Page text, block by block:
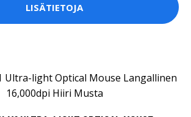
LISÄTIETOJA